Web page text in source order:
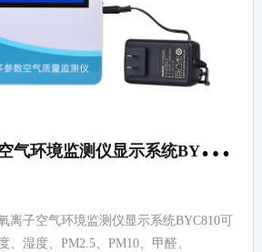
八
参数负氧离子空气环境监测仪显示系统BYC810
离子空气环境监测仪显示系统BYC810可
、湿度、PM2.5、PM10、甲醛、